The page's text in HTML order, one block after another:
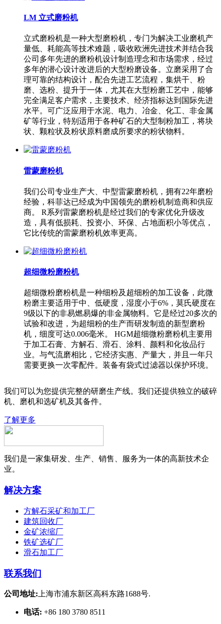
LM 立式磨粉机
立式磨粉机是一种大型磨粉机，专门为解决工业磨机产
量低、耗能高等技术难题，吸收欧洲先进技术并结合我
公司多年先进的磨粉机设计制造理念和市场需求，经过
多年的潜心设计改进后的大型粉磨设备。立磨采用了合
理可靠的结构设计，配合先进工艺流程，集烘干、粉
磨、选粉、提升于一体，尤其在大型粉磨工艺中，能够
完全满足客户需求，主要技术、经济指标达到国际先进
水平。可广泛应用于水泥、电力、冶金、化工、非金属
矿等行业，特别适用于各种矿石的大型制粉加工，将块
状、颗粒状及粉状原料磨成所要求的粉状物料。
雷蒙磨粉机
我们公司专业生产大、中型雷蒙磨粉机，拥有22年磨粉
经验，科菲达已经成为中国领先的磨粉机制造商和供应
商。 R系列雷蒙磨粉机是经过我们的专家优化升级改
造，具有低损耗、投资小、环保、占地面积小等优点，
它比传统的雷蒙磨粉机效率更高。
超细微粉磨粉机
超细微粉磨粉机是一种细粉及超细粉的加工设备，此微
粉磨主要适用于中、低硬度，湿度小于6%，莫氏硬度在
9级以下的非易燃易爆的非金属物料。它是经过20多次的
试验和改进，为超细粉的生产而研发制造的新型磨粉
机，细度可达0.006毫米。 HGM超细微粉磨粉机主要用
于加工石膏、方解石、滑石、涂料、颜料和化妆品行
业。与气流磨相比，它经济实惠、产量大，并且一年只
需要更换一次零配件。装备有袋式过滤器以保护环境。
我们可以为您提供完整的研磨生产线。我们还提供独立的破碎
机、磨机和选矿机及其备件。
了解更多
我们是一家集研发、生产、销售、服务为一体的高新技术企
业。
解决方案
方解石采矿和加工厂
建筑回收厂
金矿浓缩厂
铁矿选矿厂
滑石加工厂
联系我们
公司地址: 上海市浦东新区高科东路1688号.
电话: +86 180 3780 8511